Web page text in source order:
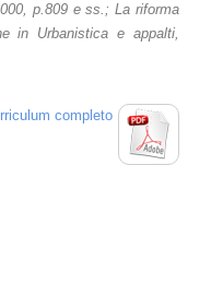
p.809 e ss.; La riforma
in Urbanistica e appalti,
comp leto